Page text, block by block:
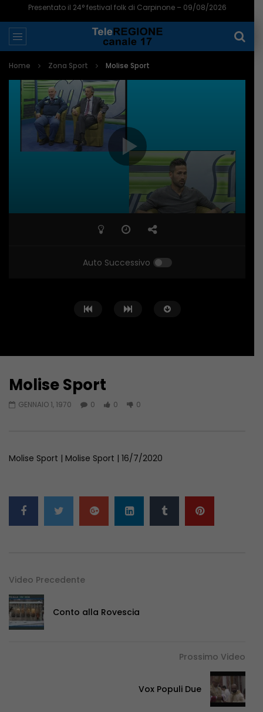
Presentato il 24° festival folk di Carpinone – 09/08/2026
Home Zona Sport Molise Sport
Auto Successivo
Molise Sport
GENNAIO 1, 1970 0 0 0
Molise Sport | Molise Sport | 16/7/2020
Video Precedente
Conto alla Rovescia
Prossimo Video
Vox Populi Due